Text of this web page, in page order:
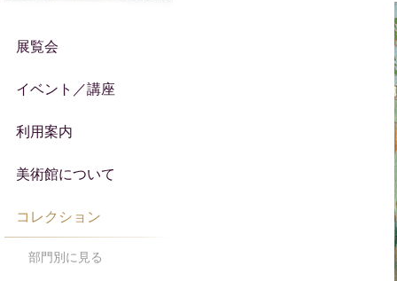
展覧会
イベント／講座
利用案内
美術館について
コレクション
部門別に見る